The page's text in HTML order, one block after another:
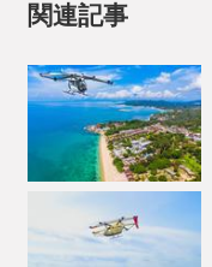
関連記事